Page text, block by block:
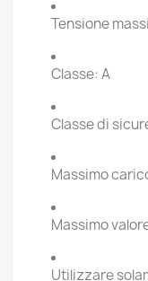
Tensione
Classe: A
Classe di
Massimo
Massimo
Utilizzare